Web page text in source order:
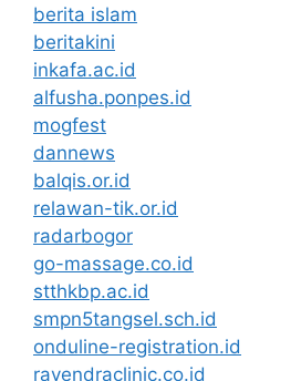
berita islam
beritakini
inkafa.ac.id
alfusha.ponpes.id
mogfest
dannews
balqis.or.id
relawan-tik.or.id
radarbogor
go-massage.co.id
stthkbp.ac.id
smpn5tangsel.sch.id
onduline-registration.id
rayendraclinic.co.id